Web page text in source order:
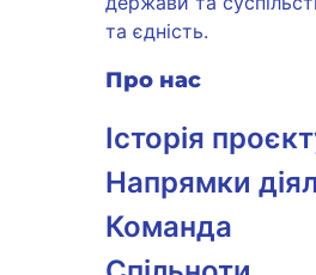
та єдність.
Про нас
Історія
Напрямки
Команда